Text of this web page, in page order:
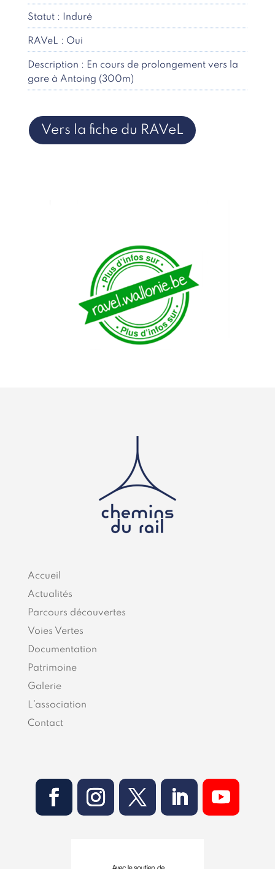
Statut : Induré
RAVeL : Oui
Description : En cours de prolongement vers la
gare à Antoing (300m)
Vers la fiche du RAVeL
Accueil
Actualités
Parcours découvertes
Voies Vertes
Documentation
Patrimoine
Galerie
L’association
Contact